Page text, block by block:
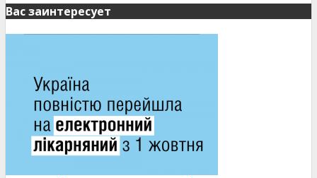
Вас заинтересует